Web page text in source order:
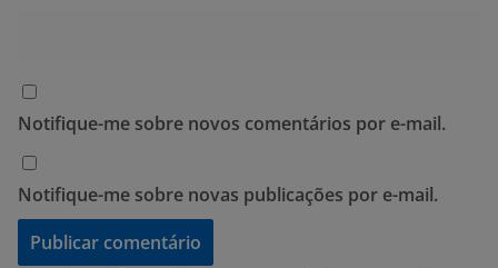
Notifique-me sobre novos comentários por e-mail.
Notifique-me sobre novas publicações por e-mail.